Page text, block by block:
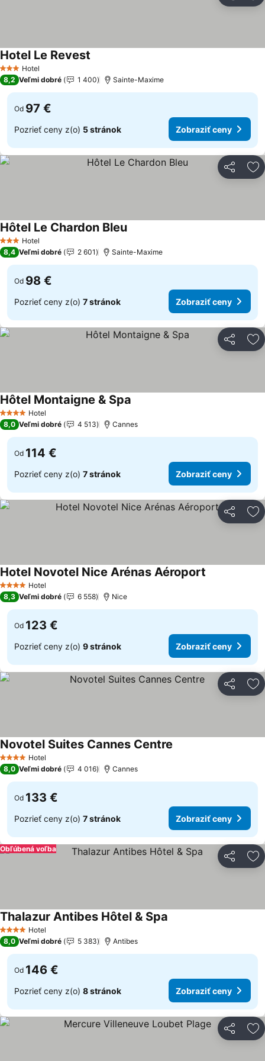
3 Počet hviezdičiek
Hotel
Hotel Le Revest
8,2 Veľmi dobré 1 400 Sainte-Maxime
Od 97 €
Pozrieť ceny z(o) 5 stránok Zobraziť ceny
Zdieľať
3 Počet hviezdičiek
Hotel
Hôtel Le Chardon BleuZobraziť ceny
8,4 Veľmi dobré 2 601 Sainte-Maxime
Od 98 €
Pozrieť ceny z(o) 7 stránok Zobraziť ceny
Zdieľať
4 Počet hviezdičiek
Hotel
Hôtel Montaigne & Spa
8,0 Veľmi dobré 4 513 Cannes
Od 114 €
Pozrieť ceny z(o) 7 stránok Zobraziť ceny
Zdieľať
4 Počet hviezdičiek
Hotel
Hotel Novotel Nice Arénas Aéroport
8,3 Veľmi dobré 6 558 Nice
Od 123 €
Pozrieť ceny z(o) 9 stránok Zobraziť ceny
Zdieľať
4 Počet hviezdičiek
Hotel
Novotel Suites Cannes Centre
8,0 Veľmi dobré 4 016 Cannes
Od 133 €
Pozrieť ceny z(o) 7 stránok Zobraziť ceny
Zdieľať
Obľúbená voľba
4 Počet hviezdičiek
Hotel
Thalazur Antibes Hôtel & Spa
8,0 Veľmi dobré 5 383 Antibes
Od 146 €
Pozrieť ceny z(o) 8 stránok Zobraziť ceny
Zdieľať